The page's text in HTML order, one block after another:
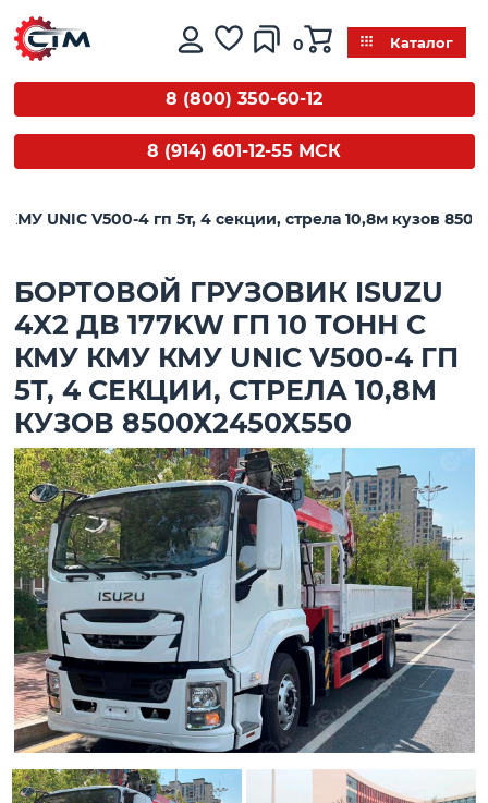
0 Каталог
8 (800) 350-60-12
8 (914) 601-12-55 МСК
UNIC V500-4 гп 5т, 4 секции, cтрела 10,8м кузов
БОРТОВОЙ ГРУЗОВИК ISUZU
4X2 ДВ 177KW ГП 10 ТОНН C
КМУ КМУ КМУ UNIC V500-4 ГП
5Т, 4 СЕКЦИИ, CТРЕЛА 10,8М
КУЗОВ 8500Х2450Х550